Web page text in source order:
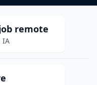
remote
IA